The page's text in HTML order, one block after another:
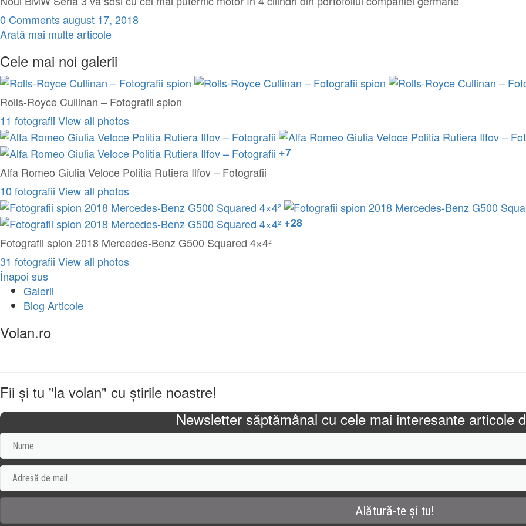
0 Commentsaugust 17, 2018
Arată mai multe articole
Cele mai noi galerii
Rolls-Royce Cullinan – Fotografii spion
11 fotografii View all photos
+7
Alfa Romeo Giulia Veloce Politia Rutiera Ilfov – Fotografii
10 fotografii View all photos
+28
Fotografii spion 2018 Mercedes-Benz G500 Squared 4×4²
31 fotografii View all photos
Înapoi sus
Galerii
Blog Articole
Volan.ro
Fii şi tu "la volan" cu ştirile noastre!
Newsletter săptămânal cu cele mai interesante articole